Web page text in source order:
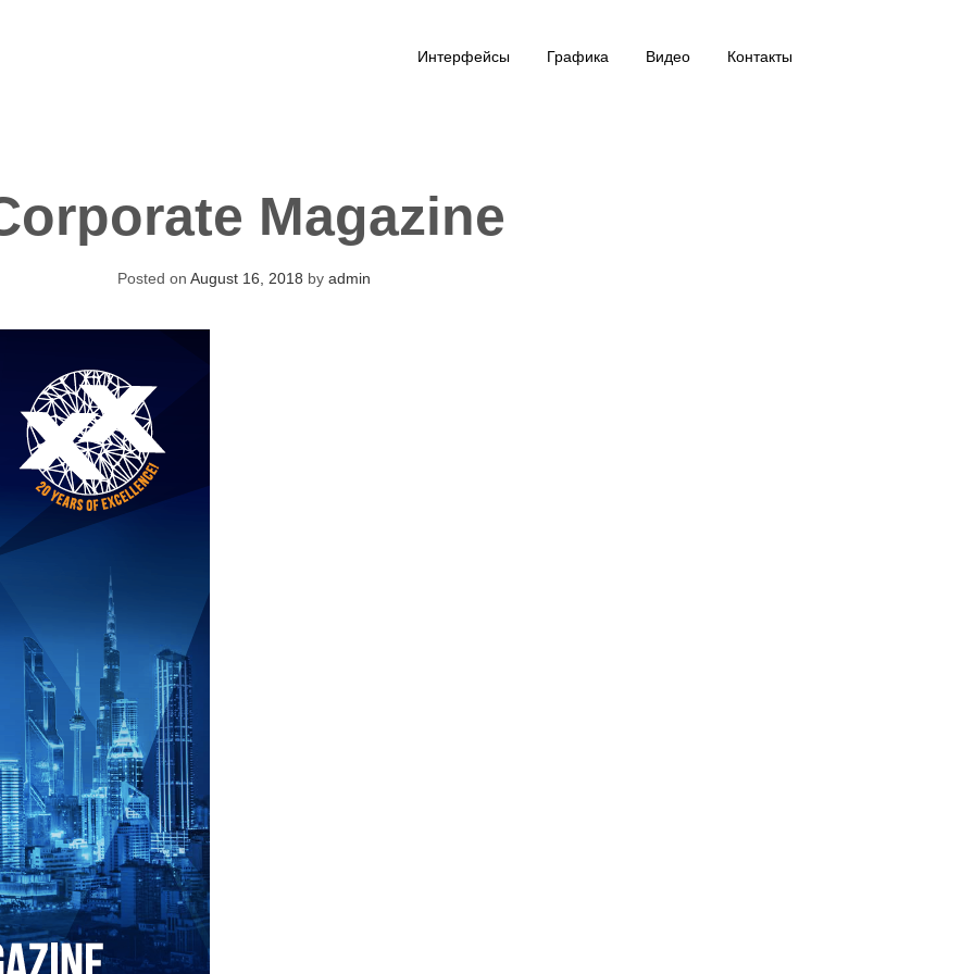
Интерфейсы Графика Видео Контакты
Magazine
Posted on August 16, 2018 by admin